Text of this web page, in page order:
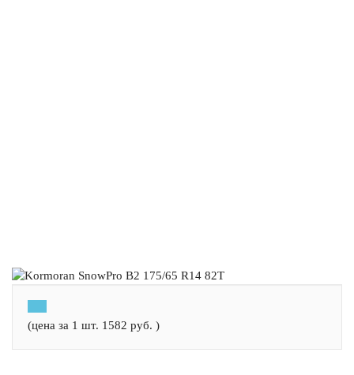
(цена за 1 шт. 1582 руб. )